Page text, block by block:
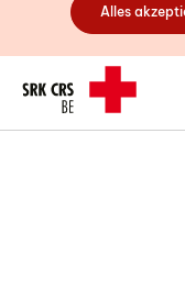
Alles
Über uns